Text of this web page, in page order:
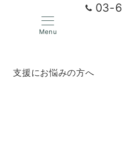
03-
Menu
支援にお悩みの方へ